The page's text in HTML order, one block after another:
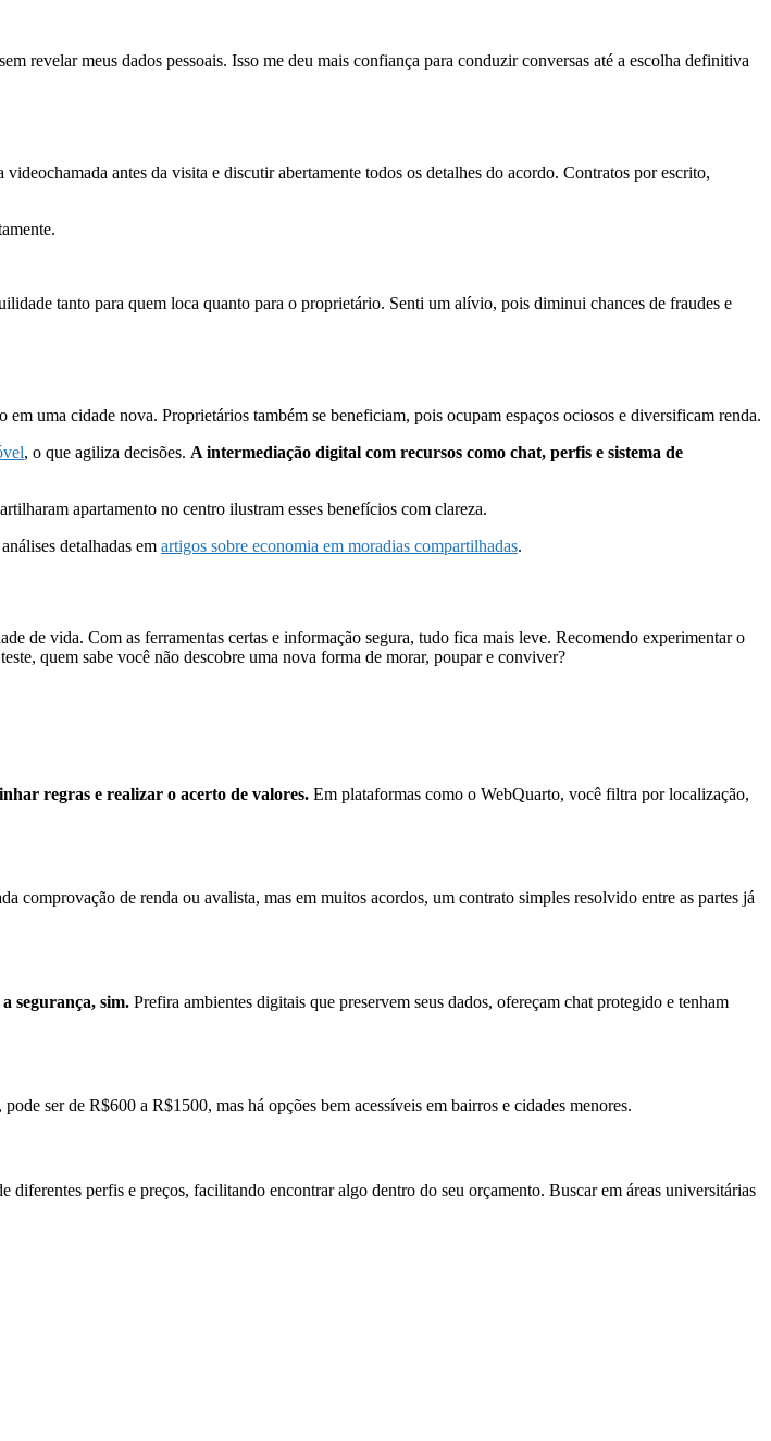
revelar meus dados pessoais. Isso me deu mais confiança para conduzir conversas até a escolha definitiva
antes da visita e discutir abertamente todos os detalhes do acordo. Contratos por escrito,
tanto para quem loca quanto para o proprietário. Senti um alívio, pois diminui chances de fraudes e
uma cidade nova. Proprietários também se beneficiam, pois ocupam espaços ociosos e diversificam renda.
, o que agiliza decisões. A intermediação digital com recursos como chat, perfis e sistema de
apartamento no centro ilustram esses benefícios com clareza.
detalhadas em artigos sobre economia em moradias compartilhadas.
de vida. Com as ferramentas certas e informação segura, tudo fica mais leve. Recomendo experimentar o
quem sabe você não descobre uma nova forma de morar, poupar e conviver?
regras e realizar o acerto de valores. Em plataformas como o WebQuarto, você filtra por localização,
de renda ou avalista, mas em muitos acordos, um contrato simples resolvido entre as partes já
segurança, sim. Prefira ambientes digitais que preservem seus dados, ofereçam chat protegido e tenham
ser de R$600 a R$1500, mas há opções bem acessíveis em bairros e cidades menores.
perfis e preços, facilitando encontrar algo dentro do seu orçamento. Buscar em áreas universitárias